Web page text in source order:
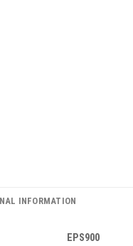
INFORMATION
EPS900